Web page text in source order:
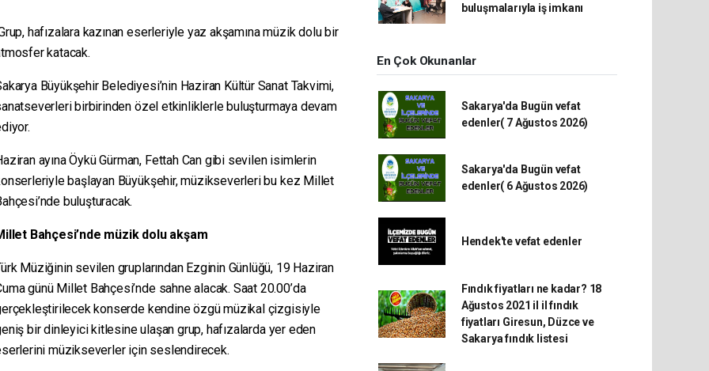
hafızalara kazınan eserleriyle yaz akşamına müzik dolu bir
katacak.
Büyükşehir Belediyesi’nin Haziran Kültür Sanat Takvimi,
birbirinden özel etkinliklerle buluşturmaya devam
ayına Öykü Gürman, Fettah Can gibi sevilen isimlerin
başlayan Büyükşehir, müzikseverleri bu kez Millet
buluşturacak.
Bahçesi’nde müzik dolu akşam
Müziğinin sevilen gruplarından Ezginin Günlüğü, 19 Haziran
günü Millet Bahçesi’nde sahne alacak. Saat 20.00’da
konserde kendine özgü müzikal çizgisiyle
bir dinleyici kitlesine ulaşan grup, hafızalarda yer eden
müzikseverler için seslendirecek.
buluşmalarıyla iş imkanı
En Çok Okunanlar
Sakarya'da Bugün vefat
edenler( 7 Ağustos 2026)
Sakarya'da Bugün vefat
edenler( 6 Ağustos 2026)
Hendek'te vefat edenler
Fındık fiyatları ne kadar? 18
Ağustos 2021 il il fındık
fiyatları Giresun, Düzce ve
Sakarya fındık listesi